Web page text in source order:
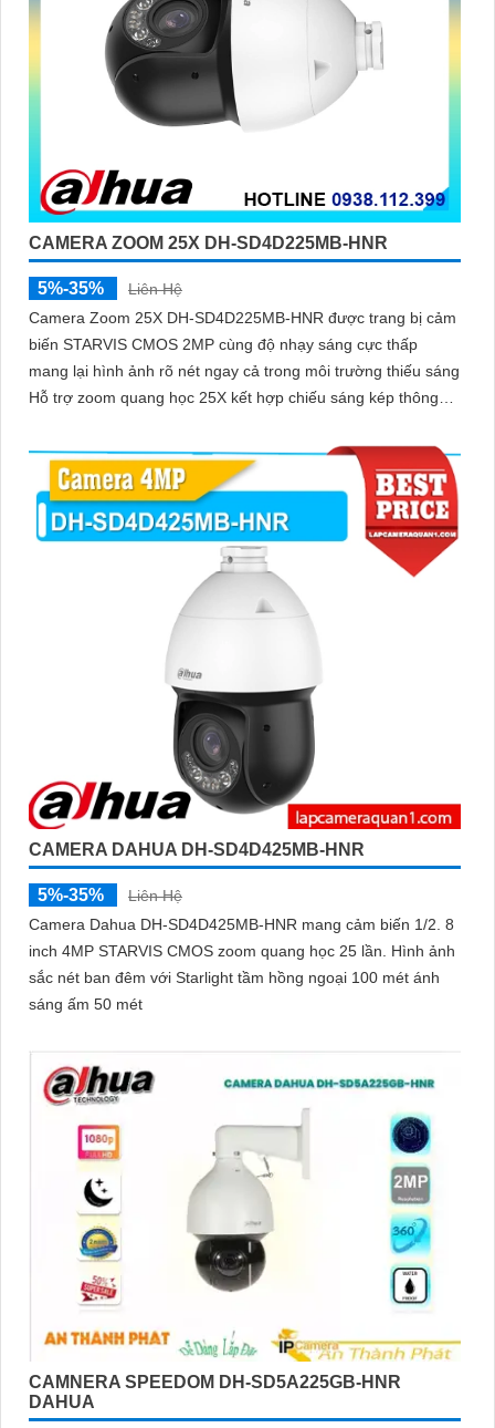
CAMERA ZOOM 25X DH-SD4D225MB-HNR
5%-35%
Liên Hệ
Camera Zoom 25X DH-SD4D225MB-HNR được trang bị cảm
biến STARVIS CMOS 2MP cùng độ nhạy sáng cực thấp
mang lại hình ảnh rõ nét ngay cả trong môi trường thiếu sáng
Hỗ trợ zoom quang học 25X kết hợp chiếu sáng kép thông
quay quét linh hoạt cùng chuẩn chống nước IP67 giúp quan
sát ổn định ngoài trời
CAMERA DAHUA DH-SD4D425MB-HNR
5%-35%
Liên Hệ
Camera Dahua DH-SD4D425MB-HNR mang cảm biến 1/2. 8
inch 4MP STARVIS CMOS zoom quang học 25 lần. Hình ảnh
sắc nét ban đêm với Starlight tầm hồng ngoại 100 mét ánh
sáng ấm 50 mét
CAMNERA SPEEDOM DH-SD5A225GB-HNR
DAHUA